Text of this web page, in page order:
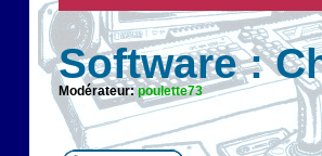
Software :
Modérateur:poulette73